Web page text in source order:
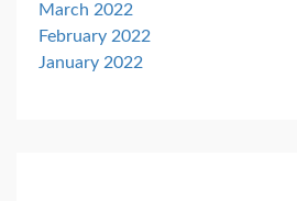
March 2022
February 2022
January 2022